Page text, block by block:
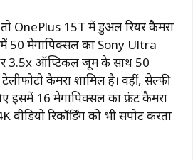
OnePlus 15T में डुअल रियर कैमरा
50 मेगापिक्सल का Sony Ultra
3.5x ऑप्टिकल जूम के साथ 50
कैमरा शामिल है। वहीं, सेल्फी
इसमें 16 मेगापिक्सल का फ्रंट कैमरा
वीडियो रिकॉर्डिंग को भी सपोर्ट करता